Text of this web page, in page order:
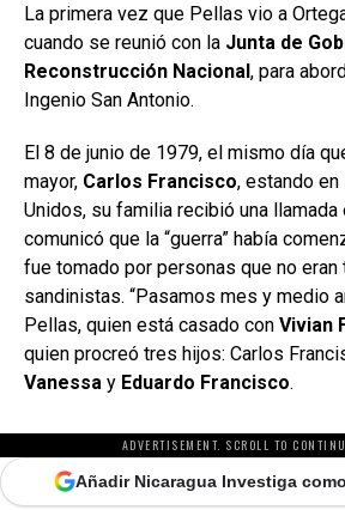
La primera vez que Pellas vio a
cuando se reunió con la Junta de
Reconstrucción Nacional, para
Ingenio San Antonio.
El 8 de junio de 1979, el mismo día
mayor, Carlos Francisco, estando
Unidos, su familia recibió una
comunicó que la “guerra” había
fue tomado por personas que no eran
sandinistas. “Pasamos mes y medio
Pellas, quien está casado con Vivian
quien procreó tres hijos: Carlos
Vanessa y Eduardo Francisco.
ADVERTISEMENT. SCROLL TO
Añadir Nicaragua Investiga